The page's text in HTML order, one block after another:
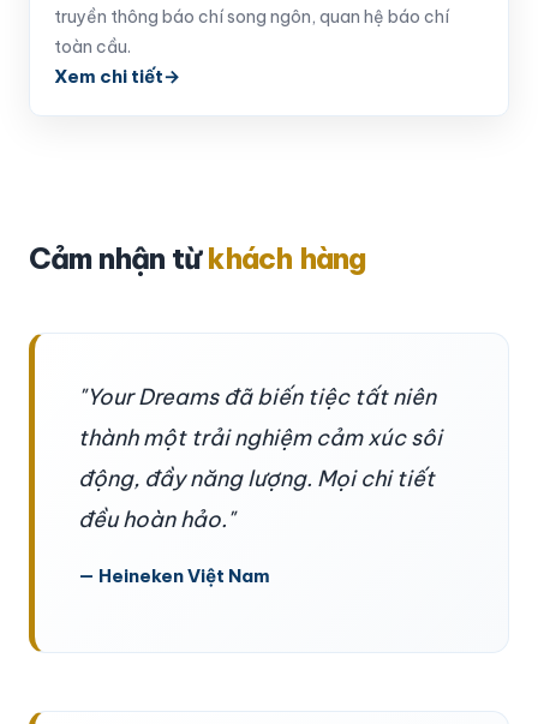
truyền thông báo chí song ngôn, quan hệ báo chí
toàn cầu.
Xem chi tiết
Cảm nhận từkhách hàng
"Your Dreams đã biến tiệc tất niên
thành một trải nghiệm cảm xúc sôi
động, đầy năng lượng. Mọi chi tiết
đều hoàn hảo."
— Heineken Việt Nam